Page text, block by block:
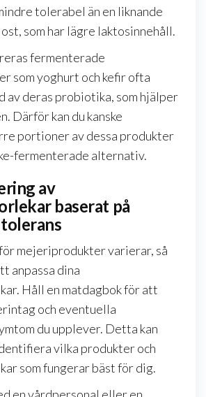
tolerabel än en liknande
som har lägre laktosinnehåll.
fermenterade
som yoghurt och kefir ofta
av deras probiotika, som hjälper
Därför kan du kanske
portioner av dessa produkter
fermenterade alternativ.
av
baserat på
mejeriprodukter varierar, så
anpassa dina
Håll en matdagbok för att
och eventuella
du upplever. Detta kan
vilka produkter och
som fungerar bäst för dig.